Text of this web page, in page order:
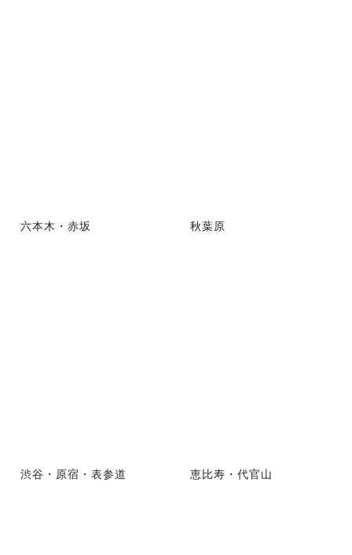
六本木・赤坂 秋葉原
渋谷・原宿・表参道 恵比寿・代官山